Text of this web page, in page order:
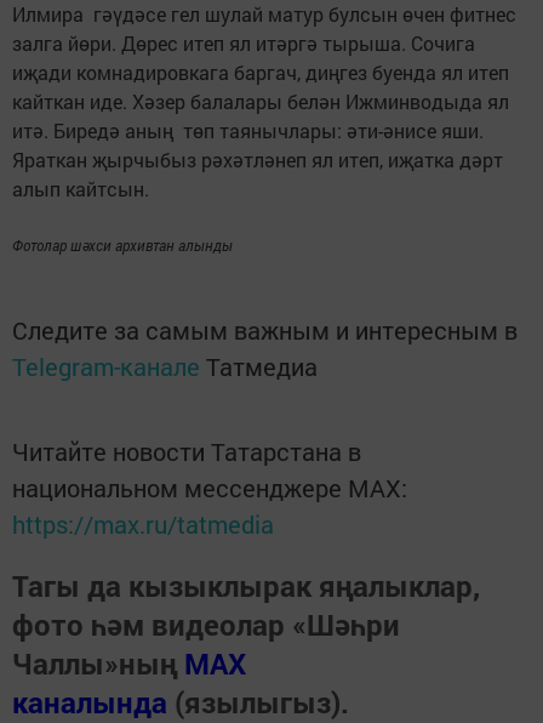
Илмира гәүдәсе гел шулай матур булсын өчен фитнес
залга йөри. Дөрес итеп ял итәргә тырыша. Сочига
иҗади комнадировкага баргач, диңгез буенда ял итеп
кайткан иде. Хәзер балалары белән Ижминводыда ял
итә. Биредә аның төп таянычлары: әти-әнисе яши.
Яраткан җырчыбыз рәхәтләнеп ял итеп, иҗатка дәрт
алып кайтсын.
Фотолар шәхси архивтан алынды
Следите за самым важным и интересным в
Telegram-канале Татмедиа
Читайте новости Татарстана в
национальном мессенджере MАХ:
https://max.ru/tatmedia
Тагы да кызыклырак яңалыклар,
фото һәм видеолар «Шәһри
Чаллы»ның MAX
каналында (язылыгыз).